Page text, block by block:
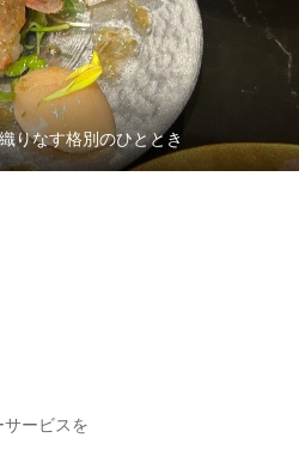
りなす格別のひととき
ービスを